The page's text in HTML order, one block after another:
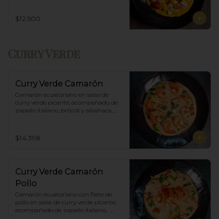
$12.500
Curry Verde
Curry Verde Camarón
Camarón ecuatoriano en salsa de
curry verde picante, acompañado de
zapallo italiano, brócoli y albahaca,
$14.398
Curry Verde Camarón
Pollo
Camarón ecuatoriano con filete de
pollo en salsa de curry verde picante,
acompañado de zapallo italiano,